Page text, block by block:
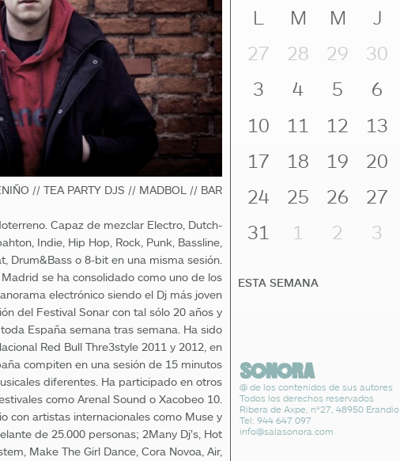
// TEA PARTY DJS // MADBOL // BAR
Capaz de mezclar Electro, Dutch-
Indie, Hip Hop, Rock, Punk, Bassline,
Drum&Bass o 8-bit en una misma sesión.
se ha consolidado como uno de los
electrónico siendo el Dj más joven
del Festival Sonar con tal sólo 20 años y
España semana tras semana. Ha sido
Red Bull Thre3style 2011 y 2012, en
compiten en una sesión de 15 minutos
diferentes. Ha participado en otros
como Arenal Sound o Xacobeo 10.
con artistas internacionales como Muse y
de 25.000 personas; 2Many Dj’s, Hot
Make The Girl Dance, Cora Novoa, Air,
L M M J
27
28 29 30
3
4 5 6
10
11 12 13
17
18 19 20
24
25 26 27
31
1 2 3
ESTA SEMANA
@ de los contenidos de sus autores
Todos los derechos reservados
Ribera de Axpe, nº27, 48950 Erandio
Tel: 944 647 097
info@salasonora.com